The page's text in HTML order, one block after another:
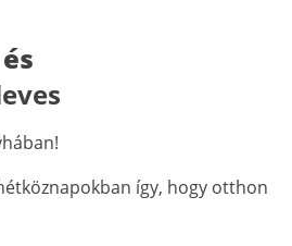
így, hogy otthon